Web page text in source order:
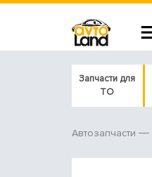
Запчасти для
ТО
Автозапчасти